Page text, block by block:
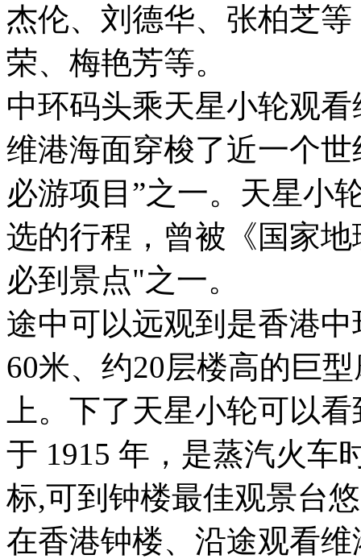
杰伦、刘德华、张柏芝
荣、梅艳芳等。
中环码头乘天星小轮观
维港海面穿梭了近一个
必游项目”之一。天星小
选的行程，曾被《国家
必到景点"之一。
途中可以远观到是香港
60米、约20层楼高的巨
上。下了天星小轮可以
于 1915 年，是蒸汽火车
标,可到钟楼最佳观景台
在香港钟楼、沿途观看